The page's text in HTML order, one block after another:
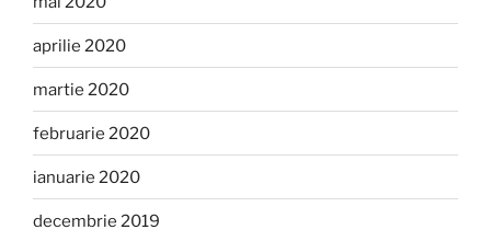
aprilie 2020
martie 2020
februarie 2020
ianuarie 2020
decembrie 2019